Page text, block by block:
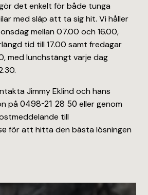
det enkelt för både tunga
med släp att ta sig hit. Vi håller
mellan 07.00 och 16.00,
tid till 17.00 samt fredagar
med lunchstängt varje dag
Jimmy Eklind och hans
på0498-21 28 50 eller genom
till
för att hitta den bästa lösningen